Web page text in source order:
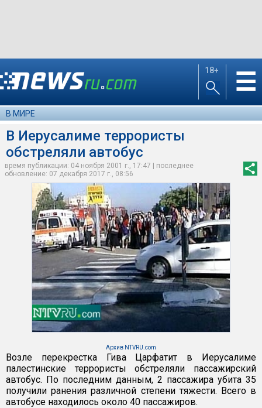
18+ ☰
В МИРЕ
В Иерусалиме террористы
обстреляли автобус
время публикации: 04 ноября 2001 г., 17:47 | последнее
обновление: 07 декабря 2017 г., 08:56
Архив NTVRU.com
Возле перекрестка Гива Царфатит в Иерусалиме
палестинские террористы обстреляли пассажирский
автобус. По последним данным, 2 пассажира убита 35
получили ранения различной степени тяжести. Всего в
автобусе находилось около 40 пассажиров.